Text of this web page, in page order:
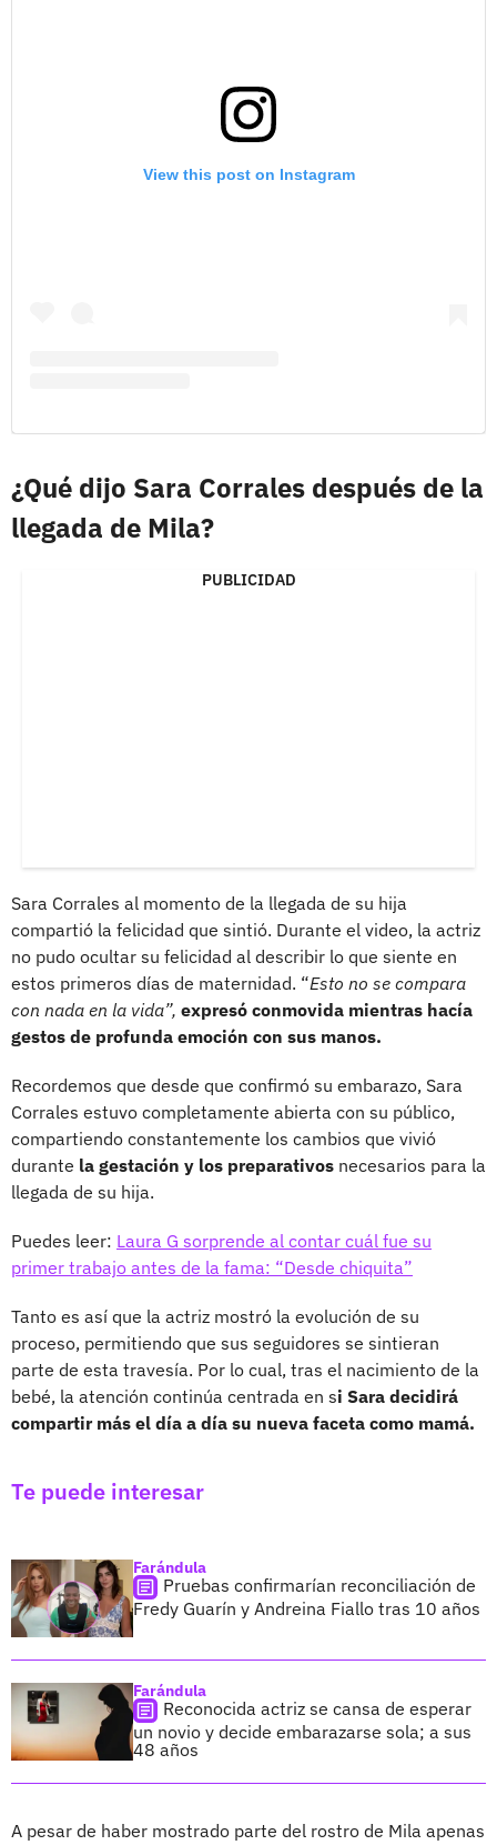
View this post on Instagram
¿Qué dijo Sara Corrales después de la
llegada de Mila?
PUBLICIDAD
Sara Corrales al momento de la llegada de su hija
compartió la felicidad que sintió. Durante el video, la actriz
no pudo ocultar su felicidad al describir lo que siente en
estos primeros días de maternidad. “Esto no se compara
con nada en la vida”, expresó conmovida mientras hacía
gestos de profunda emoción con sus manos.
Recordemos que desde que confirmó su embarazo, Sara
Corrales estuvo completamente abierta con su público,
compartiendo constantemente los cambios que vivió
durante la gestación y los preparativos necesarios para la
llegada de su hija.
Puedes leer: Laura G sorprende al contar cuál fue su
primer trabajo antes de la fama: “Desde chiquita”
Tanto es así que la actriz mostró la evolución de su
proceso, permitiendo que sus seguidores se sintieran
parte de esta travesía. Por lo cual, tras el nacimiento de la
bebé, la atención continúa centrada en si Sara decidirá
compartir más el día a día su nueva faceta como mamá.
Te puede interesar
Farándula
Pruebas confirmarían reconciliación de
Fredy Guarín y Andreina Fiallo tras 10 años
Farándula
Reconocida actriz se cansa de esperar
un novio y decide embarazarse sola; a sus
48 años
A pesar de haber mostrado parte del rostro de Mila apenas